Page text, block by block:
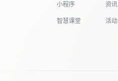
小程序
智慧课堂
资讯
活动